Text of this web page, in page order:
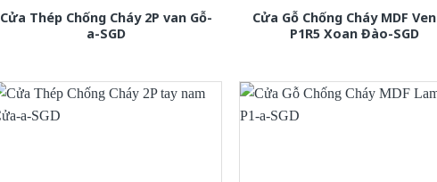
Cửa Thép Chống Cháy 2P van Gỗ-
a-SGD
Cửa Gỗ Chống Cháy MDF
P1R5 Xoan Đào-SGD